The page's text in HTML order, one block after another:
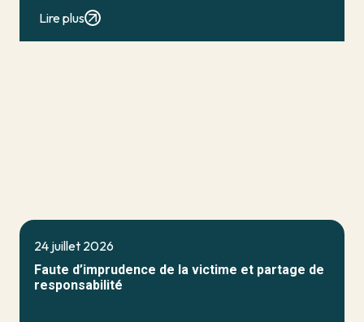
Lire plus
24 juillet 2026
Faute d’imprudence de la victime et partage de
responsabilité